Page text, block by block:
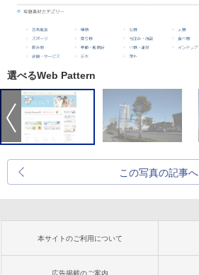
選べるWeb Pattern
この写真の記事へ
本サイトのご利用について
広告掲載のご案内